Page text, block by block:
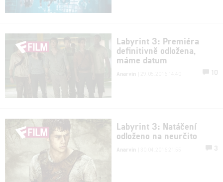
Labyrint 3: Premiéra
definitivně odložena,
máme datum
Anarvin 10
Labyrint 3: Natáčení
odloženo na neurčito
Anarvin 3